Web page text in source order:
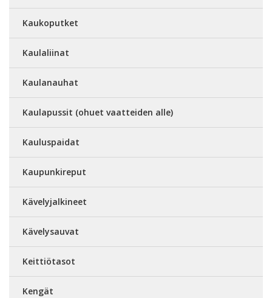
Kaukoputket
Kaulaliinat
Kaulanauhat
Kaulapussit (ohuet vaatteiden alle)
Kauluspaidat
Kaupunkireput
Kävelyjalkineet
Kävelysauvat
Keittiötasot
Kengät